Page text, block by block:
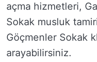
açma hizmetleri,
Sokak musluk
Göçmenler Sokak
arayabilirsiniz.